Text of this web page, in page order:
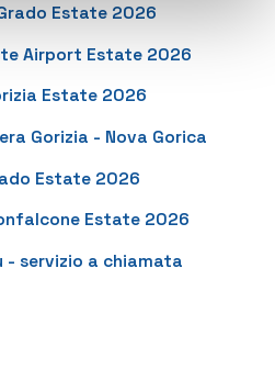
Estate 2026
Airport Estate 2026
Estate 2026
Gorizia - Nova Gorica
Estate 2026
Estate 2026
- servizio a chiamata